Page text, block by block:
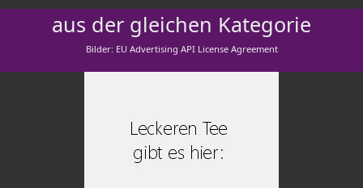
aus der gleichen Kategorie
Bilder: EU Advertising API License Agreement